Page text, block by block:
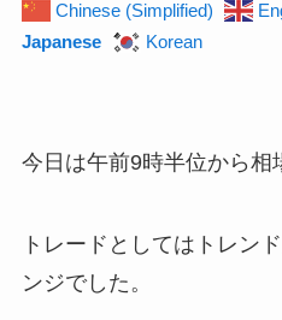
Chinese (Simplified)
Japanese
Korean
今日は午前9時半位から相
トレードとしてはトレン
ンジでした。